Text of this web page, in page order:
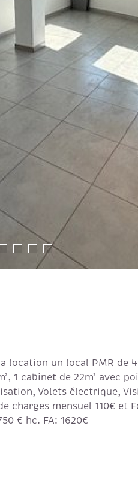
location un local PMR de
1 cabinet de 22m² avec
Volets électrique,
charges mensuel 110€ et
€ hc. FA: 1620€